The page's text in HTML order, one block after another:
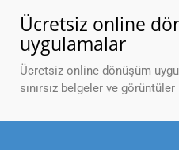
Ücretsiz online
uygulamalar
Ücretsiz online dönüşüm
sınırsız belgeler ve görüntüler